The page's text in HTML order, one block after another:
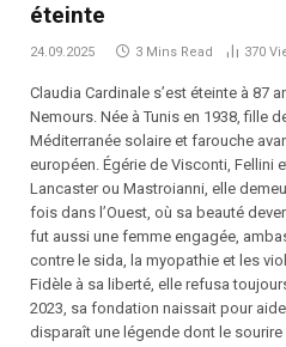
éteinte
24.09.2025 3 Mins Read 370
Claudia Cardinale s’est éteinte à 87
Nemours. Née à Tunis en 1938, fille
Méditerranée solaire et farouche
européen. Égérie de Visconti, Fellini
Lancaster ou Mastroianni, elle
fois dans l’Ouest, où sa beauté
fut aussi une femme engagée,
contre le sida, la myopathie et les
Fidèle à sa liberté, elle refusa
2023, sa fondation naissait pour
disparaît une légende dont le